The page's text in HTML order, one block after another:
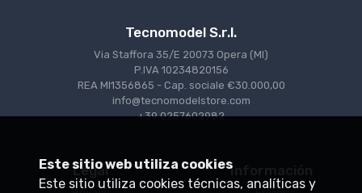
Tecnomodel S.r.l.
Via Staffora 35/E 20073 Opera (MI)
P.IVA 10234820156
REA MI1356865 - Cap. sociale €30.000,00
info@tecnomodelstore.com
+39 0257602982
Legal Información
Este sitio web utiliza cookies
Este sitio utiliza cookies técnicas, analíticas y